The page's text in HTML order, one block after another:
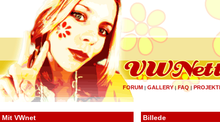
FORUM | GALLERY|FAQ |
Mit VWnet Billede